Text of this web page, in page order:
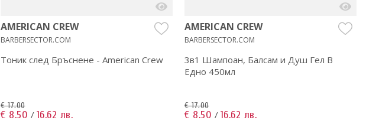
AMERICAN CREW
BARBERSECTOR.COM
Тоник след Бръснене - American Crew
€ 17.00
€ 8.50 / 16.62 лв.
AMERICAN CREW
BARBERSECTOR.COM
3в1 Шампоан, Балсам и Душ Гел В
Едно 450мл
€ 17.00
€ 8.50 / 16.62 лв.